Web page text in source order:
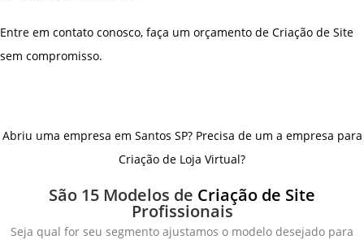
Entre em contato conosco, faça um orçamento de Criação de Site
sem compromisso.
Abriu uma empresa em Santos SP? Precisa de um a empresa para
Criação de Loja Virtual?
São 15 Modelos de Criação de Site
Profissionais
Seja qual for seu segmento ajustamos o modelo desejado para